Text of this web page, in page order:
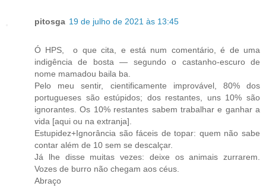
pitosga 19 de julho de 2021 às 13:45
Ó HPS, o que cita, e está num comentário, é de uma
indigência de bosta — segundo o castanho-escuro de
nome mamadou baila ba.
Pelo meu sentir, cientificamente improvável, 80% dos
portugueses são estúpidos; dos restantes, uns 10% são
ignorantes. Os 10% restantes sabem trabalhar e ganhar a
vida [aqui ou na extranja].
Estupidez+Ignorância são fáceis de topar: quem não sabe
contar além de 10 sem se descalçar.
Já lhe disse muitas vezes: deixe os animais zurrarem.
Vozes de burro não chegam aos céus.
Abraço